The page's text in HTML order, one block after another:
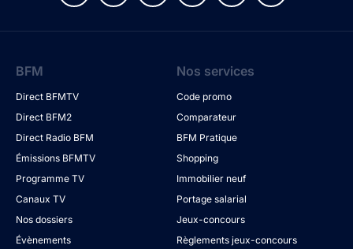
BFM
Direct BFMTV
Direct BFM2
Direct Radio BFM
Émissions BFMTV
Programme TV
Canaux TV
Nos dossiers
Évènements
Nos services
Code promo
Comparateur
BFM Pratique
Shopping
Immobilier neuf
Portage salarial
Jeux-concours
Règlements jeux-concours